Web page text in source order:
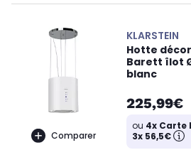
Comparer
KLARSTEIN
Hotte
Barett îlot Ø
blanc
225,99€
ou 4x Carte
3x 56,5€